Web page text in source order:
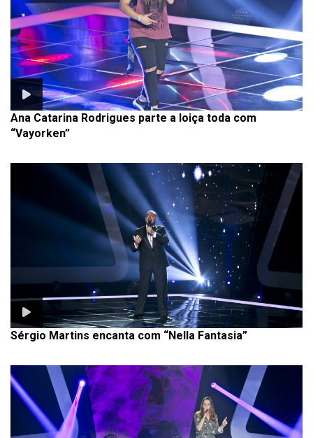
Ana Catarina Rodrigues parte a loiça toda com
“Vayorken”
Sérgio Martins encanta com “Nella Fantasia”